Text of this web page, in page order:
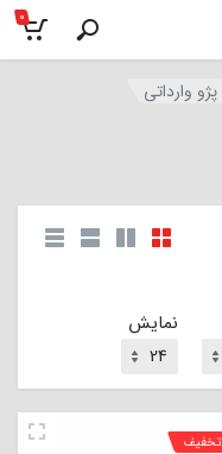
0
پژو وارداتی
نمایش
تخفیف